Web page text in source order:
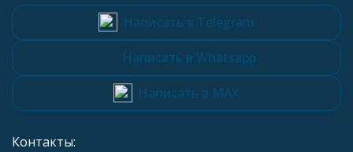
Написать в Telegram
Написать в Whatsapp
Написать в MAX
Контакты: